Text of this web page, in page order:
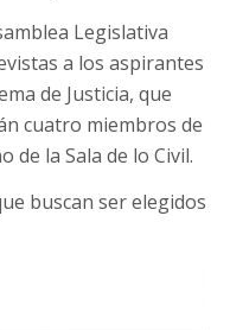
Legislativa
a los aspirantes
de Justicia, que
cuatro miembros de
de la Sala de lo Civil.
buscan ser elegidos